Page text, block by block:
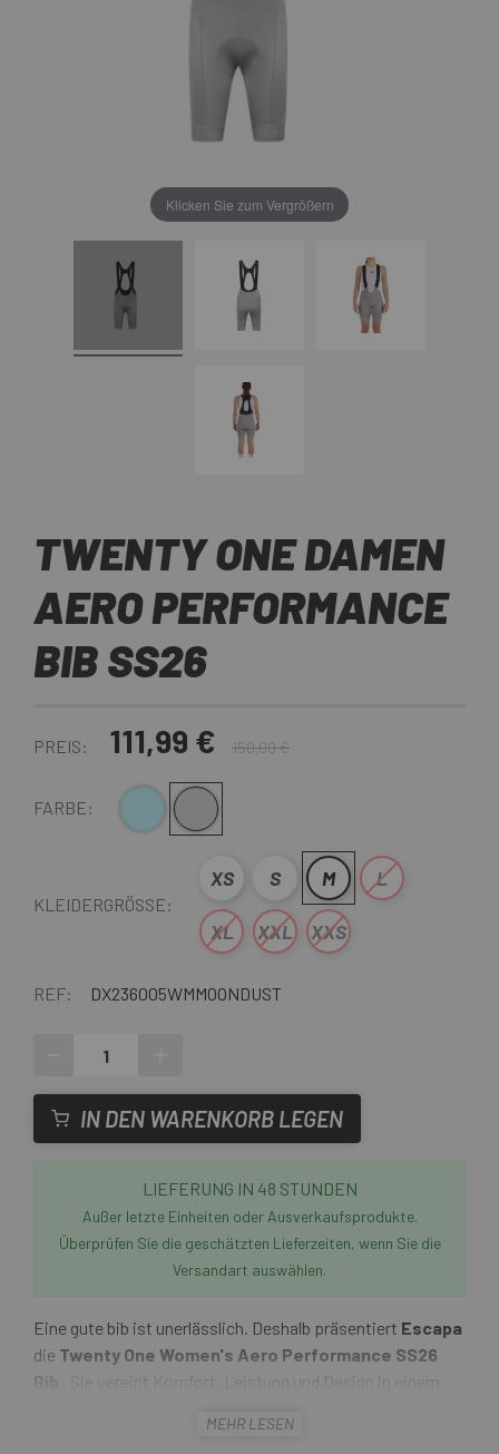
Klicken Sie zum Vergrößern
TWENTY ONE DAMEN
AERO PERFORMANCE
BIB SS26
PREIS: 111,99 € 150,00 €
FARBE: HellblauHellgrau
KLEIDERGRÖSSE:
XS S M L
XL XXL XXS
REF: DX236005WMMOONDUST
IN DEN WARENKORB LEGEN
LIEFERUNG IN 48 STUNDEN
Außer letzte Einheiten oder Ausverkaufsprodukte.
Überprüfen Sie die geschätzten Lieferzeiten, wenn Sie die
Versandart auswählen.
Eine gute bib ist unerlässlich. Deshalb präsentiert Escapa
die Twenty One Women's Aero Performance SS26
Bib .
Sie vereint Komfort, Leistung und Design in einem
hochwertiger Materialien garantiert diese bib ein
MEHR LESEN